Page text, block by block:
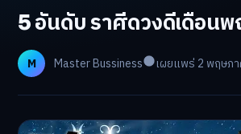
5 อันดับ ราศีดวงดีเดือน
M Master Bussiness เผยแพร่ 2 พฤษภา